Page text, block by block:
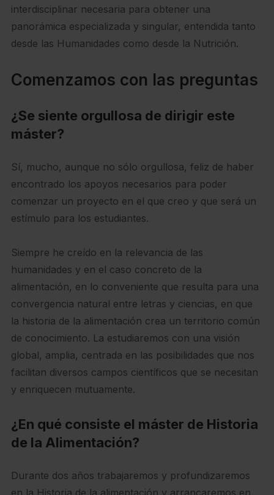
interdisciplinar necesaria para obtener una
panorámica especializada y singular, entendida tanto
desde las Humanidades como desde la Nutrición.
Comenzamos con las preguntas
¿Se siente orgullosa de dirigir este
máster?
Sí, mucho, aunque no sólo orgullosa, feliz de haber
encontrado los apoyos necesarios para poder
comenzar un proyecto en el que creo y que será un
estímulo para los estudiantes.
Siempre he creído en la relevancia de las
humanidades y en el caso concreto de la
alimentación, en lo conveniente que resulta para una
convergencia natural entre letras y ciencias, en que
la historia de la alimentación crea un territorio común
de conocimiento. La estudiaremos con una visión
global, amplia, centrada en las posibilidades que nos
facilitan diversos campos científicos que se necesitan
y enriquecen mutuamente.
¿En qué consiste el máster de Historia
de la Alimentación?
Durante dos años trabajaremos y profundizaremos